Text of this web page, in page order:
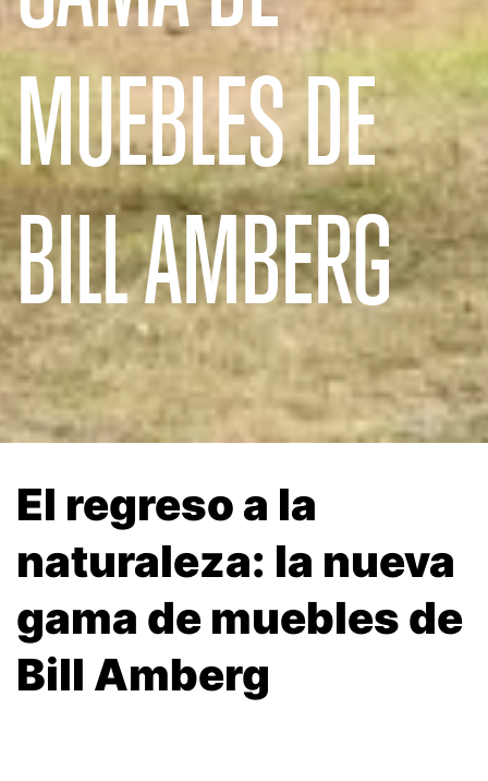
MUEBLES DE
BILL AMBERG
El regreso a la
naturaleza: la nueva
gama de muebles de
Bill Amberg